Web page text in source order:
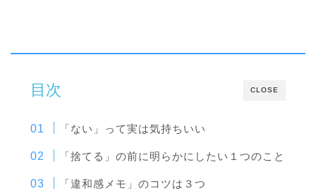
CLOSE
目次
「ない」って実は気持ちいい
「捨てる」の前に明らかにしたい１つのこと
「違和感メモ」のコツは３つ